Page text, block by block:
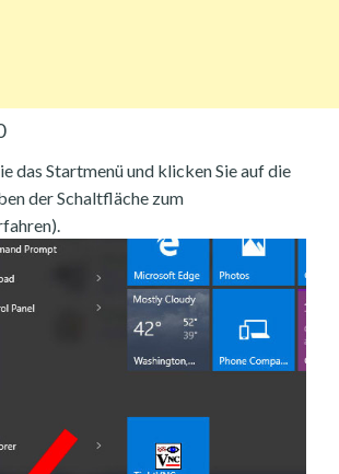
das Startmenü und klicken Sie auf die
der Schaltfläche zum